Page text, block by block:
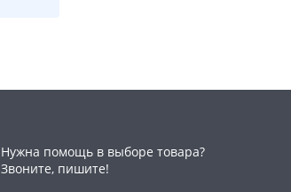
Нужна помощь в выборе товара?
Звоните, пишите!